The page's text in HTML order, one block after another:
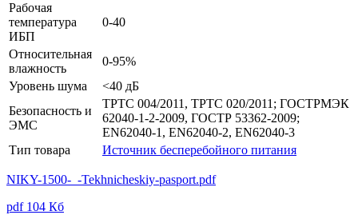
Рабочая
температура
ИБП
0-40
Относительная
влажность
0-95%
Уровень шума
<40 дБ
Безопасность и
ЭМС
ТРТС 004/2011, ТРТС 020/2011; ГОСТРМЭК
62040-1-2-2009, ГОСТР 53362-2009;
EN62040-1, EN62040-2, EN62040-3
Тип товара
Источник бесперебойного питания
NIKY-1500-_-Tekhnicheskiy-pasport.pdf
pdf 104 Кб